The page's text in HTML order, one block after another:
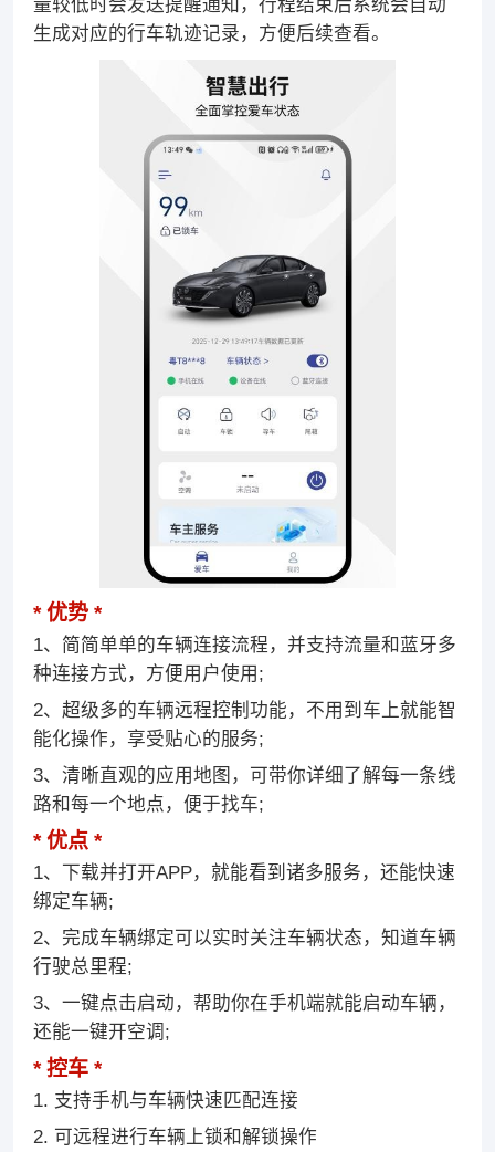
量较低时会发送提醒通知，行程结束后系统会自动
生成对应的行车轨迹记录，方便后续查看。
优势
1、简简单单的车辆连接流程，并支持流量和蓝牙多
种连接方式，方便用户使用;
2、超级多的车辆远程控制功能，不用到车上就能智
能化操作，享受贴心的服务;
3、清晰直观的应用地图，可带你详细了解每一条线
路和每一个地点，便于找车;
优点
1、下载并打开APP，就能看到诸多服务，还能快速
绑定车辆;
2、完成车辆绑定可以实时关注车辆状态，知道车辆
行驶总里程;
3、一键点击启动，帮助你在手机端就能启动车辆，
还能一键开空调;
控车
1. 支持手机与车辆快速匹配连接
2. 可远程进行车辆上锁和解锁操作